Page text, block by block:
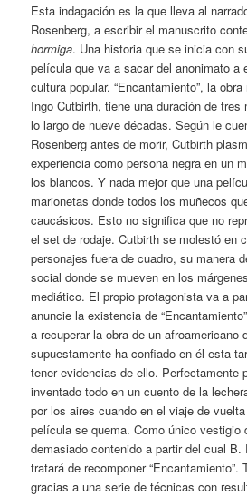
Esta indagación es la que lleva al
Rosenberg, a escribir el manuscrito
hormiga. Una historia que se inicia con
película que va a sacar del anonimato a
cultura popular. “Encantamiento”, la
Ingo Cutbirth, tiene una duración de
lo largo de nueve décadas. Según le
Rosenberg antes de morir, Cutbirth
experiencia como persona negra en un
los blancos. Y nada mejor que una
marionetas donde todos los muñecos
caucásicos. Esto no significa que no
el set de rodaje. Cutbirth se molestó en
personajes fuera de cuadro, su manera
social donde se mueven en los
mediático. El propio protagonista va a
anuncie la existencia de
a recuperar la obra de un afroamericano
supuestamente ha confiado en él esta
tener evidencias de ello. Perfectamente
inventado todo en un cuento de la
por los aires cuando en el viaje de
película se quema. Como único vestigio
demasiado contenido a partir del cual B.
tratará de recomponer “Encantamiento”.
gracias a una serie de técnicas con